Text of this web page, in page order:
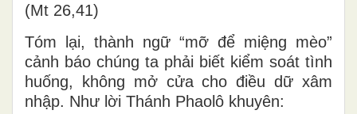
(Mt 26,41)
Tóm lại, thành ngữ “mỡ để miệng mèo”
cảnh báo chúng ta phải biết kiểm soát tình
huống, không mở cửa cho điều dữ xâm
nhập. Như lời Thánh Phaolô khuyên: